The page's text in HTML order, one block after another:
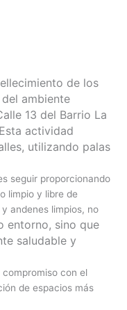
de los
ambiente
13 del Barrio La
actividad
utilizando palas
seguir proporcionando
limpio y libre de
andenes limpios, no
entorno, sino que
saludable y
con el
de espacios más